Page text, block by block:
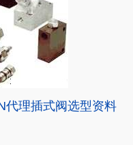
代理插式阀选型资料